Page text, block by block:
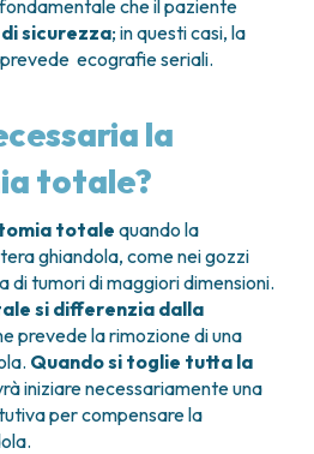
che il paziente
sicurezza; in questi casi, la
ecografie seriali.
la
totale?
totale quando la
ghiandola, come nei gozzi
di tumori di maggiori dimensioni.
si differenzia dalla
prevede la rimozione di una
Quando si toglie tutta la
iniziare necessariamente una
per compensare la